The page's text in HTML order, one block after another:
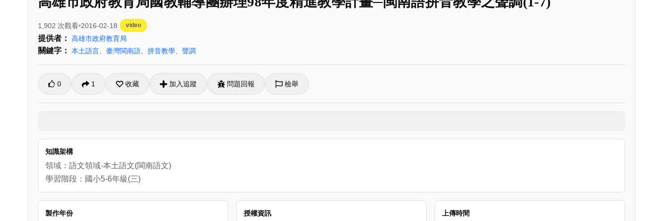
1,902 次觀看 2016-02-18 video
提供者： 高雄市政府教育局
關鍵字： 本土語言 臺灣閩南語 拼音教學 聲調
0 1 收藏 加入追蹤 問題回報 檢舉
知識架構
領域：語文領域-本土語文(閩南語文)
學習階段：國小5-6年級(三)
製作年份 授權資訊 上傳時間